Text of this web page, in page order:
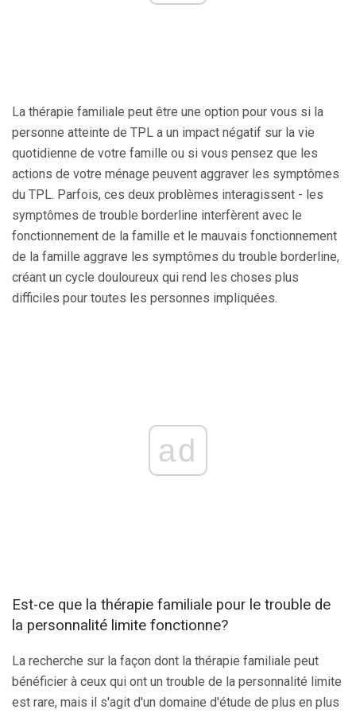
La thérapie familiale peut être une option pour vous si la
personne atteinte de TPL a un impact négatif sur la vie
quotidienne de votre famille ou si vous pensez que les
actions de votre ménage peuvent aggraver les symptômes
du TPL. Parfois, ces deux problèmes interagissent - les
symptômes de trouble borderline interfèrent avec le
fonctionnement de la famille et le mauvais fonctionnement
de la famille aggrave les symptômes du trouble borderline,
créant un cycle douloureux qui rend les choses plus
difficiles pour toutes les personnes impliquées.
ad
Est-ce que la thérapie familiale pour le trouble de
la personnalité limite fonctionne?
La recherche sur la façon dont la thérapie familiale peut
bénéficier à ceux qui ont un trouble de la personnalité limite
est rare, mais il s'agit d'un domaine d'étude de plus en plus